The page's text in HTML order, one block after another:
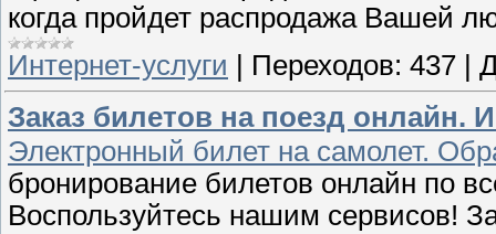
когда пройдет распродажа Вашей
Интернет-услуги | Переходов: 437 |
Заказ билетов на поезд онлайн.
Электронный билет на самолет.
бронирование билетов онлайн по
Воспользуйтесь нашим сервисов!